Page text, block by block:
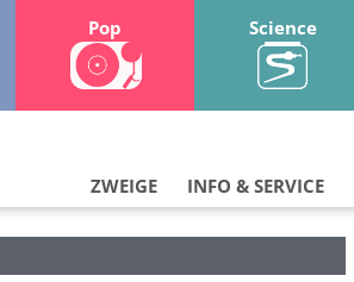
Pop Science
INFO & SERVICE
ZWEIGE